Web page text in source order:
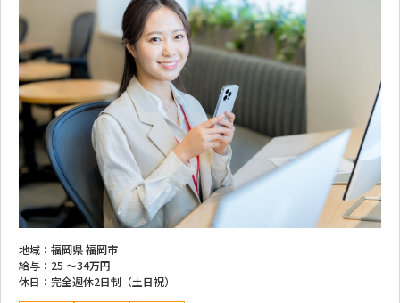
地域： 福岡県 福岡市
給与： 25 ～34万円
休日： 完全週休2日制（土日祝）